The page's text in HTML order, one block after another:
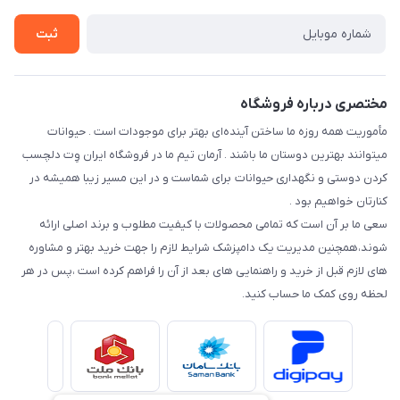
شرایط ارسال رایگان
ثبت
مختصری درباره فروشگاه
مأموریت همه روزه ما ساختن آینده‌ای بهتر برای موجودات است . حیوانات
میتوانند بهترین دوستان ما باشند . آرمان تیم ما در فروشگاه ایران وِت دلچسب
کردن دوستی و نگهداری حیوانات برای شماست و در این مسیر زیبا همیشه در
کنارتان خواهیم بود .
سعی ما بر آن است که تمامی محصولات با کیفیت مطلوب و برند اصلی ارائه
شوند،همچنین مدیریت یک دامپزشک شرایط لازم را جهت خرید بهتر و مشاوره
های لازم قبل از خرید و راهنمایی های بعد از آن را فراهم کرده است ،پس در هر
لحظه روی کمک ما حساب کنید.